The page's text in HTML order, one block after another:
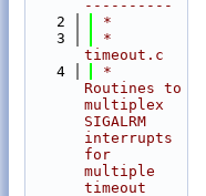
----------
    2
*
    3
*
timeout.c
    4
*
Routines to
multiplex
SIGALRM
interrupts
for
multiple
timeout